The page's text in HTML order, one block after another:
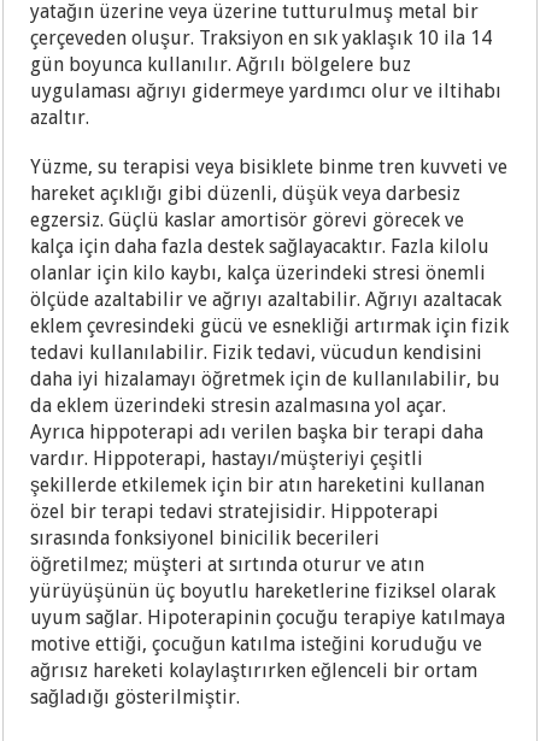
yatağın üzerine veya üzerine tutturulmuş metal bir
çerçeveden oluşur. Traksiyon en sık yaklaşık 10 ila 14
gün boyunca kullanılır. Ağrılı bölgelere buz
uygulaması ağrıyı gidermeye yardımcı olur ve iltihabı
azaltır.
Yüzme, su terapisi veya bisiklete binme tren kuvveti ve
hareket açıklığı gibi düzenli, düşük veya darbesiz
egzersiz. Güçlü kaslar amortisör görevi görecek ve
kalça için daha fazla destek sağlayacaktır. Fazla kilolu
olanlar için kilo kaybı, kalça üzerindeki stresi önemli
ölçüde azaltabilir ve ağrıyı azaltabilir. Ağrıyı azaltacak
eklem çevresindeki gücü ve esnekliği artırmak için fizik
tedavi kullanılabilir. Fizik tedavi, vücudun kendisini
daha iyi hizalamayı öğretmek için de kullanılabilir, bu
da eklem üzerindeki stresin azalmasına yol açar.
Ayrıca hippoterapi adı verilen başka bir terapi daha
vardır. Hippoterapi, hastayı/müşteriyi çeşitli
şekillerde etkilemek için bir atın hareketini kullanan
özel bir terapi tedavi stratejisidir. Hippoterapi
sırasında fonksiyonel binicilik becerileri
öğretilmez; müşteri at sırtında oturur ve atın
yürüyüşünün üç boyutlu hareketlerine fiziksel olarak
uyum sağlar. Hipoterapinin çocuğu terapiye katılmaya
motive ettiği, çocuğun katılma isteğini koruduğu ve
ağrısız hareketi kolaylaştırırken eğlenceli bir ortam
sağladığı gösterilmiştir.